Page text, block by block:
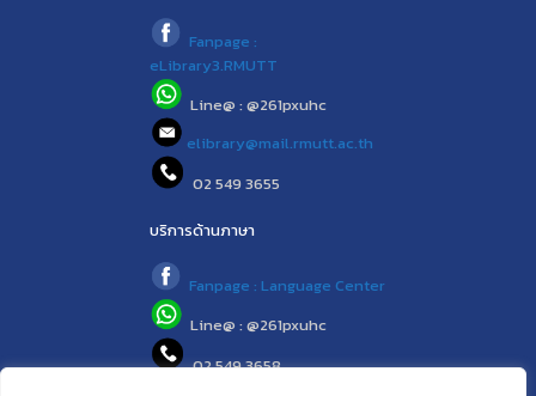
Fanpage :
eLibrary3.RMUTT
Line@ : @261pxuhc
elibrary@mail.rmutt.ac.th
02 549 3655
บริการด้านภาษา
Fanpage : Language Center
Line@ : @261pxuhc
02 549 3658